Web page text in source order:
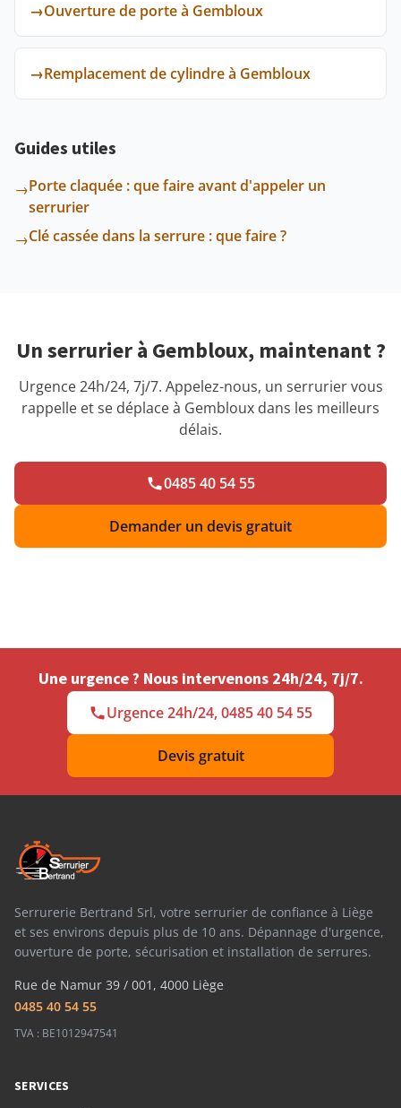
→Ouverture de porte à Gembloux
→Remplacement de cylindre à Gembloux
Guides utiles
→Porte claquée : que faire avant d'appeler un
serrurier
→Clé cassée dans la serrure : que faire ?
Un serrurier à Gembloux, maintenant ?
Urgence 24h/24, 7j/7. Appelez-nous, un serrurier vous
rappelle et se déplace à Gembloux dans les meilleurs
délais.
0485 40 54 55
Demander un devis gratuit
Une urgence ? Nous intervenons 24h/24, 7j/7.
Urgence 24h/24, 0485 40 54 55
Devis gratuit
Serrurerie Bertrand Srl, votre serrurier de confiance à Liège
et ses environs depuis plus de 10 ans. Dépannage d'urgence,
ouverture de porte, sécurisation et installation de serrures.
Rue de Namur 39 / 001, 4000 Liège
0485 40 54 55
TVA : BE1012947541
SERVICES